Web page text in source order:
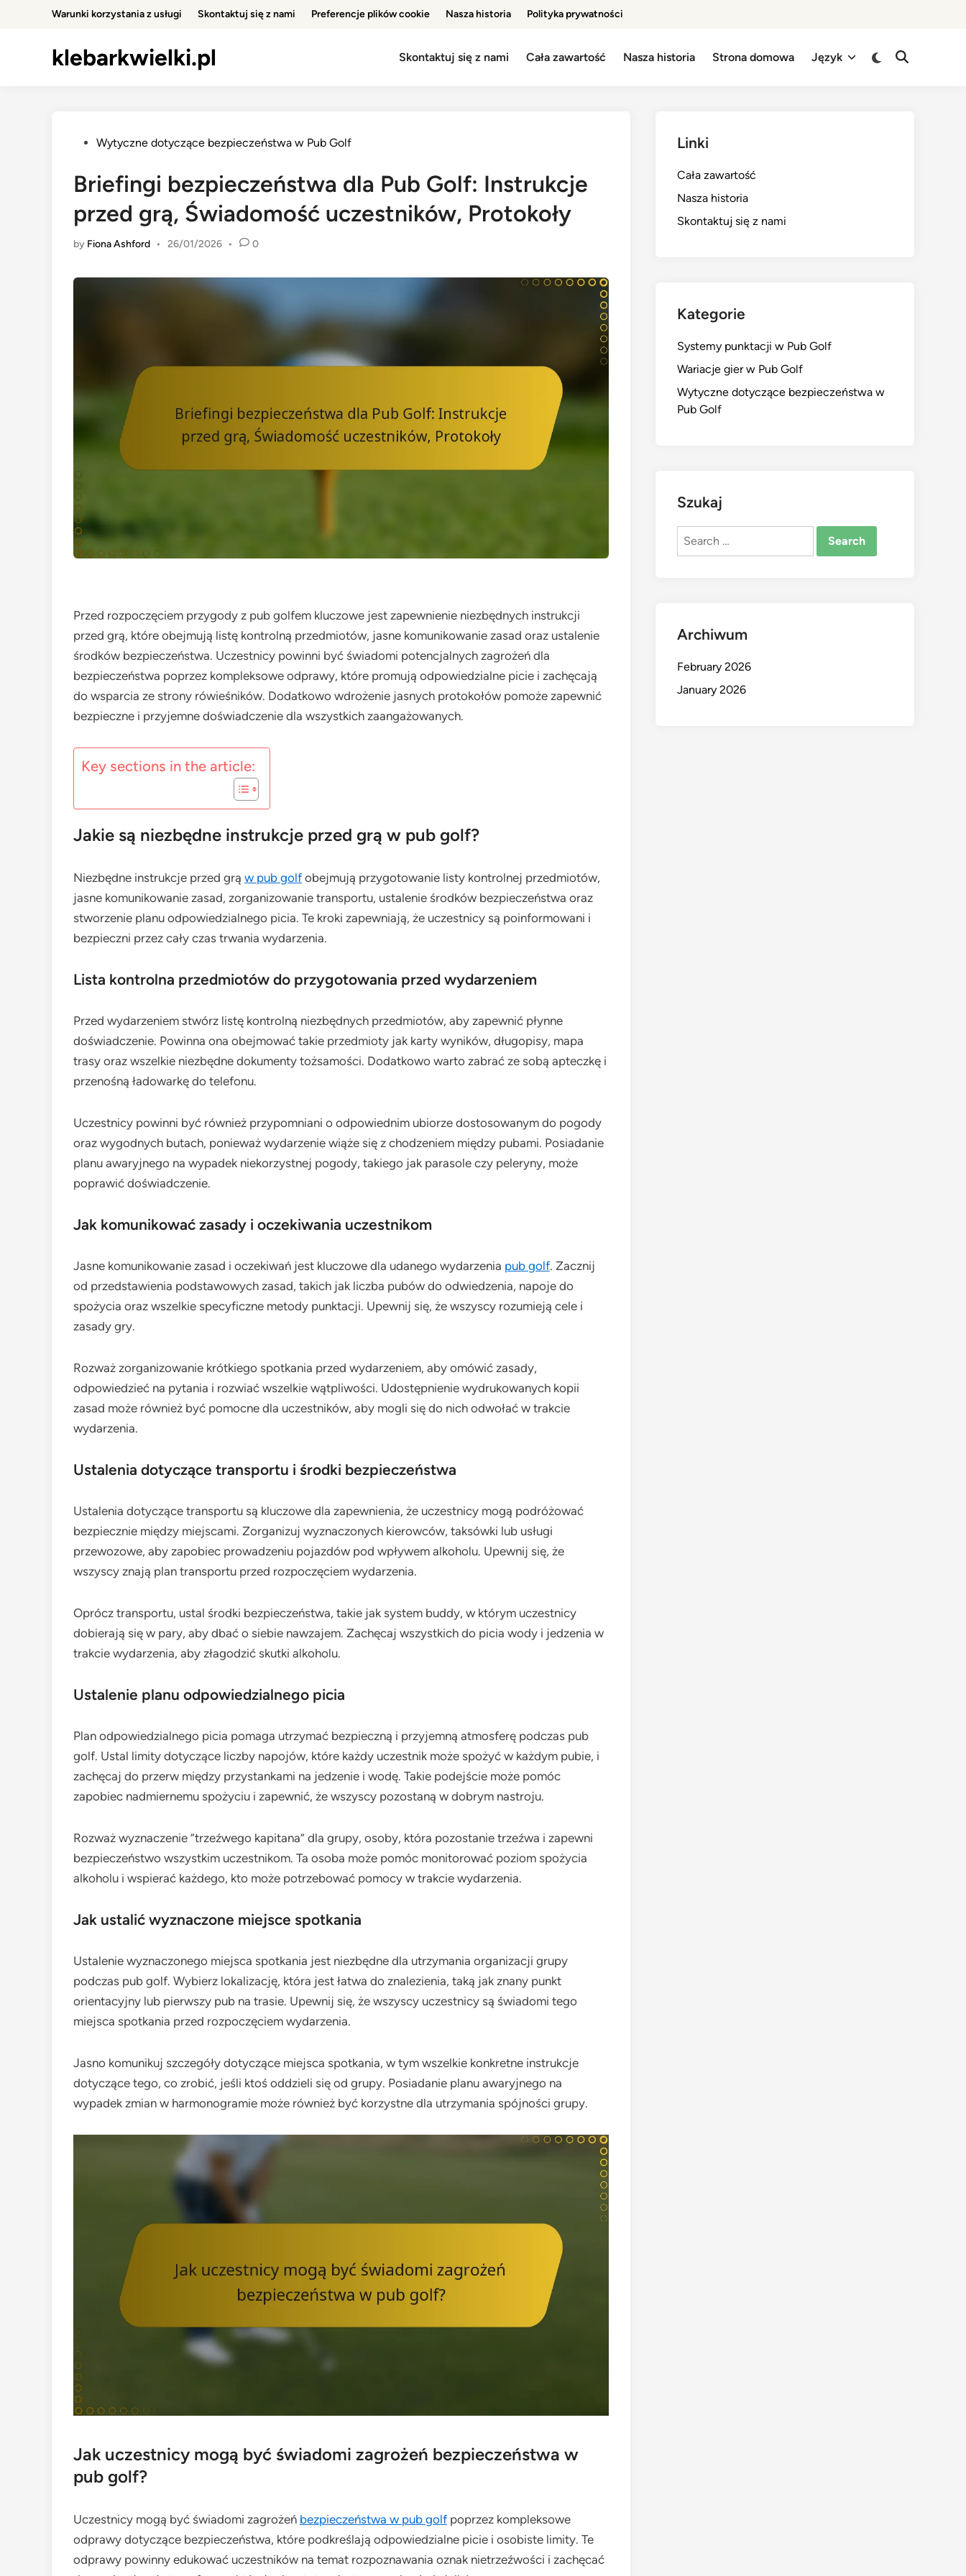
Warunki korzystania z usługi Skontaktuj się z nami Preferencje plików cookie Nasza historia Polityka prywatności
klebarkwielki.pl Skontaktuj się z nami Cała zawartość Nasza historia Strona domowa Język
Switch
Open
PostedWytyczne dotyczące bezpieczeństwa w Pub Golf
Briefingi bezpieczeństwa dla Pub Golf: Instrukcje
przed grą, Świadomość uczestników, Protokoły
by Fiona Ashford • 26/01/2026 • 0
Przed rozpoczęciem przygody z pub golfem kluczowe jest zapewnienie niezbędnych instrukcji
przed grą, które obejmują listę kontrolną przedmiotów, jasne komunikowanie zasad oraz ustalenie
środków bezpieczeństwa. Uczestnicy powinni być świadomi potencjalnych zagrożeń dla
bezpieczeństwa poprzez kompleksowe odprawy, które promują odpowiedzialne picie i zachęcają
do wsparcia ze strony rówieśników. Dodatkowo wdrożenie jasnych protokołów pomoże zapewnić
bezpieczne i przyjemne doświadczenie dla wszystkich zaangażowanych.
Key sections in the article:
Jakie są niezbędne instrukcje przed grą w pub golf?
Niezbędne instrukcje przed grą w pub golf obejmują przygotowanie listy kontrolnej przedmiotów,
jasne komunikowanie zasad, zorganizowanie transportu, ustalenie środków bezpieczeństwa oraz
stworzenie planu odpowiedzialnego picia. Te kroki zapewniają, że uczestnicy są poinformowani i
bezpieczni przez cały czas trwania wydarzenia.
Lista kontrolna przedmiotów do przygotowania przed wydarzeniem
Przed wydarzeniem stwórz listę kontrolną niezbędnych przedmiotów, aby zapewnić płynne
doświadczenie. Powinna ona obejmować takie przedmioty jak karty wyników, długopisy, mapa
trasy oraz wszelkie niezbędne dokumenty tożsamości. Dodatkowo warto zabrać ze sobą apteczkę i
przenośną ładowarkę do telefonu.
Uczestnicy powinni być również przypomniani o odpowiednim ubiorze dostosowanym do pogody
oraz wygodnych butach, ponieważ wydarzenie wiąże się z chodzeniem między pubami. Posiadanie
planu awaryjnego na wypadek niekorzystnej pogody, takiego jak parasole czy peleryny, może
poprawić doświadczenie.
Jak komunikować zasady i oczekiwania uczestnikom
Jasne komunikowanie zasad i oczekiwań jest kluczowe dla udanego wydarzenia pub golf. Zacznij
od przedstawienia podstawowych zasad, takich jak liczba pubów do odwiedzenia, napoje do
spożycia oraz wszelkie specyficzne metody punktacji. Upewnij się, że wszyscy rozumieją cele i
zasady gry.
Rozważ zorganizowanie krótkiego spotkania przed wydarzeniem, aby omówić zasady,
odpowiedzieć na pytania i rozwiać wszelkie wątpliwości. Udostępnienie wydrukowanych kopii
zasad może również być pomocne dla uczestników, aby mogli się do nich odwołać w trakcie
wydarzenia.
Ustalenia dotyczące transportu i środki bezpieczeństwa
Ustalenia dotyczące transportu są kluczowe dla zapewnienia, że uczestnicy mogą podróżować
bezpiecznie między miejscami. Zorganizuj wyznaczonych kierowców, taksówki lub usługi
przewozowe, aby zapobiec prowadzeniu pojazdów pod wpływem alkoholu. Upewnij się, że
wszyscy znają plan transportu przed rozpoczęciem wydarzenia.
Oprócz transportu, ustal środki bezpieczeństwa, takie jak system buddy, w którym uczestnicy
dobierają się w pary, aby dbać o siebie nawzajem. Zachęcaj wszystkich do picia wody i jedzenia w
trakcie wydarzenia, aby złagodzić skutki alkoholu.
Ustalenie planu odpowiedzialnego picia
Plan odpowiedzialnego picia pomaga utrzymać bezpieczną i przyjemną atmosferę podczas pub
golf. Ustal limity dotyczące liczby napojów, które każdy uczestnik może spożyć w każdym pubie, i
zachęcaj do przerw między przystankami na jedzenie i wodę. Takie podejście może pomóc
zapobiec nadmiernemu spożyciu i zapewnić, że wszyscy pozostaną w dobrym nastroju.
Rozważ wyznaczenie “trzeźwego kapitana” dla grupy, osoby, która pozostanie trzeźwa i zapewni
bezpieczeństwo wszystkim uczestnikom. Ta osoba może pomóc monitorować poziom spożycia
alkoholu i wspierać każdego, kto może potrzebować pomocy w trakcie wydarzenia.
Jak ustalić wyznaczone miejsce spotkania
Ustalenie wyznaczonego miejsca spotkania jest niezbędne dla utrzymania organizacji grupy
podczas pub golf. Wybierz lokalizację, która jest łatwa do znalezienia, taką jak znany punkt
orientacyjny lub pierwszy pub na trasie. Upewnij się, że wszyscy uczestnicy są świadomi tego
miejsca spotkania przed rozpoczęciem wydarzenia.
Jasno komunikuj szczegóły dotyczące miejsca spotkania, w tym wszelkie konkretne instrukcje
dotyczące tego, co zrobić, jeśli ktoś oddzieli się od grupy. Posiadanie planu awaryjnego na
wypadek zmian w harmonogramie może również być korzystne dla utrzymania spójności grupy.
Jak uczestnicy mogą być świadomi zagrożeń bezpieczeństwa w
pub golf?
Uczestnicy mogą być świadomi zagrożeń bezpieczeństwa w pub golf poprzez kompleksowe
odprawy dotyczące bezpieczeństwa, które podkreślają odpowiedzialne picie i osobiste limity. Te
odprawy powinny edukować uczestników na temat rozpoznawania oznak nietrzeźwości i zachęcać
Linki
Cała zawartość
Nasza historia
Skontaktuj się z nami
Kategorie
Systemy punktacji w Pub Golf
Wariacje gier w Pub Golf
Wytyczne dotyczące bezpieczeństwa w
Pub Golf
Szukaj
Search
Archiwum
February 2026
January 2026